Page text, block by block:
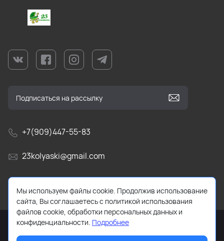
+7(909)447-55-83
23kolyaski@gmail.com
г. Краснодар, ул Текстильная, д. 9/5.
Мы используем файлы cookie. Продолжив использование
сайта, Вы соглашаетесь с политикой использования
файлов cookie, обработки персональных данных и
конфиденциальности. Подробнее